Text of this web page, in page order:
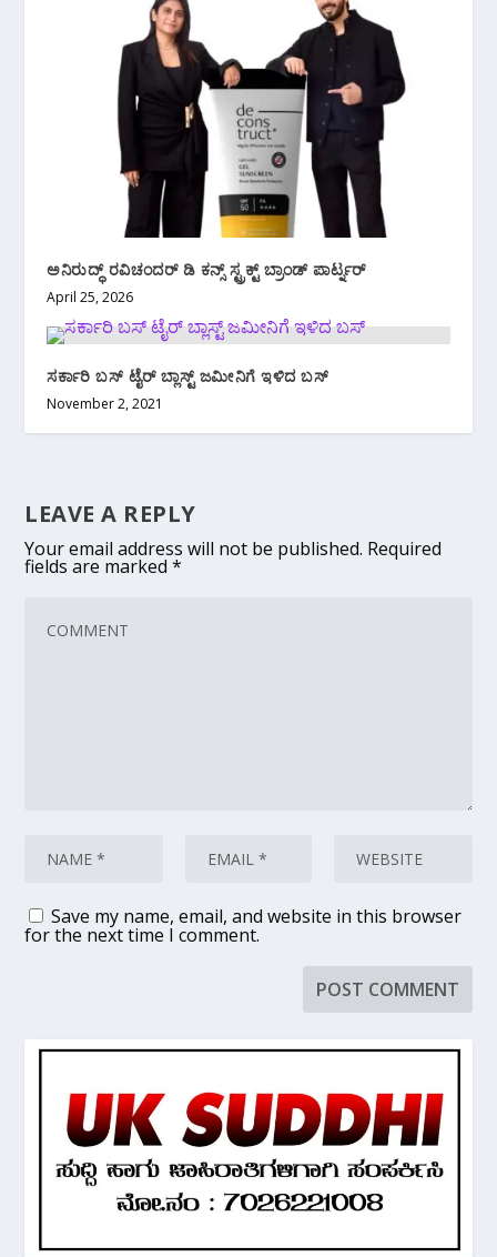
ಅನಿರುದ್ಧ್ ರವಿಚಂದರ್ ಡಿ ಕನ್ಸ್ ಸ್ಟ್ರಕ್ಟ್ ಬ್ರಾಂಡ್ ಪಾರ್ಟ್ನರ್
April 25, 2026
ಸರ್ಕಾರಿ ಬಸ್ ಟೈರ್ ಬ್ಲಾಸ್ಟ್ ಜಮೀನಿಗೆ ಇಳಿದ ಬಸ್
November 2, 2021
LEAVE A REPLY
Your email address will not be published. Required
fields are marked*
Save my name, email, and website in this browser
for the next time I comment.